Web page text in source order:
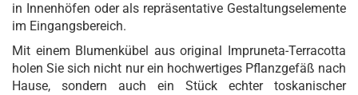
in Innenhöfen oder als repräsentative Gestaltungselemente
im Eingangsbereich.
Mit einem Blumenkübel aus original Impruneta-Terracotta
holen Sie sich nicht nur ein hochwertiges Pflanzgefäß nach
Hause, sondern auch ein Stück echter toskanischer